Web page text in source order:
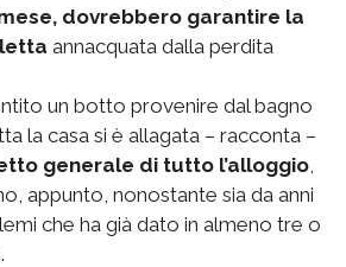
dovrebbero garantire la
annacquata dalla perdita
un botto provenire dal bagno
la casa si è allagata – racconta –
generale di tutto l’alloggio
appunto, nonostante sia da anni
che ha già dato in almeno tre o